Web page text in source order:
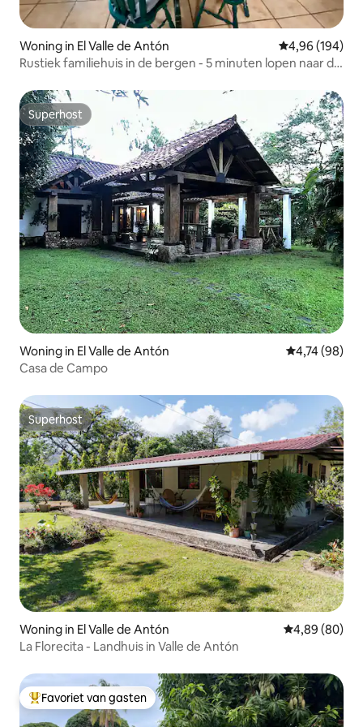
Woning in El Valle de Antón Gemiddelde
4,96 (194)
Rustiek familiehuis in de bergen - 5 minuten lopen naar de
Superhost
Superhost
Woning in El Valle de Antón Gemiddelde
4,74 (98)
Casa de Campo
Superhost
Superhost
Woning in El Valle de Antón Gemiddelde
4,89 (80)
La Florecita - Landhuis in Valle de Antón
Topfavoriet van gasten
Favoriet van gasten